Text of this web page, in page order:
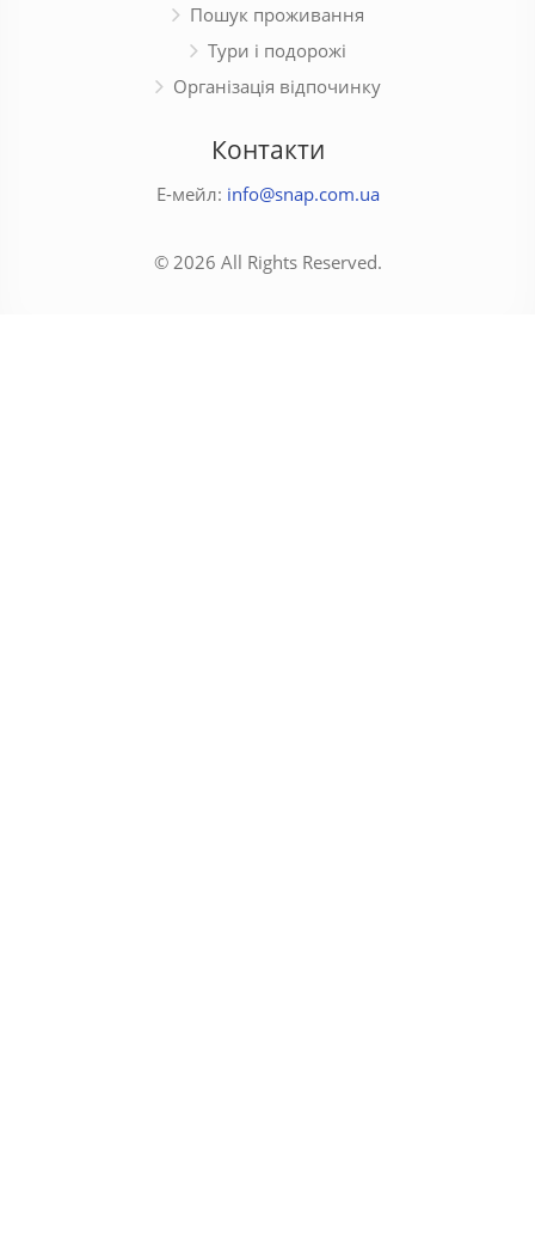
Пошук проживання
Тури і подорожі
Організація відпочинку
Контакти
Е-мейл: info@snap.com.ua
© 2026 All Rights Reserved.